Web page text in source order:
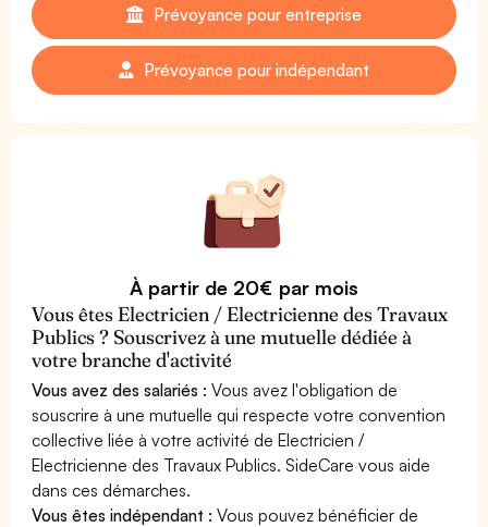
Prévoyance pour entreprise
Prévoyance pour indépendant
À partir de 20€ par mois
Vous êtes Electricien / Electricienne des Travaux
Publics ? Souscrivez à une mutuelle dédiée à
votre branche d'activité
Vous avez des salariés : Vous avez l'obligation de
souscrire à une mutuelle qui respecte votre convention
collective liée à votre activité de Electricien /
Electricienne des Travaux Publics. SideCare vous aide
dans ces démarches.
Vous êtes indépendant : Vous pouvez bénéficier de